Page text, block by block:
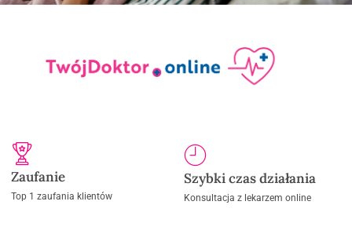
Zaufanie
Top 1 zaufania klientów
Szybki czas działania
Konsultacja z lekarzem online